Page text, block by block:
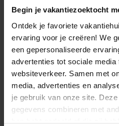
Begin je vakantiezoektocht
Ontdek je favoriete
ervaring voor je creëren! We
een gepersonaliseerde
advertenties tot sociale
websiteverkeer. Samen met
media, advertenties en
je gebruik van onze site.
gegevens combineren met
hen hebt gedeeld of die zij